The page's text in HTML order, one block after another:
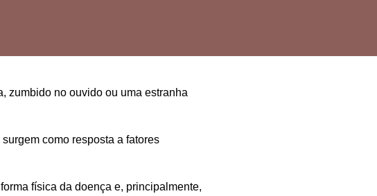
zumbido no ouvido ou uma estranha
surgem como resposta a fatores
física da doença e, principalmente,